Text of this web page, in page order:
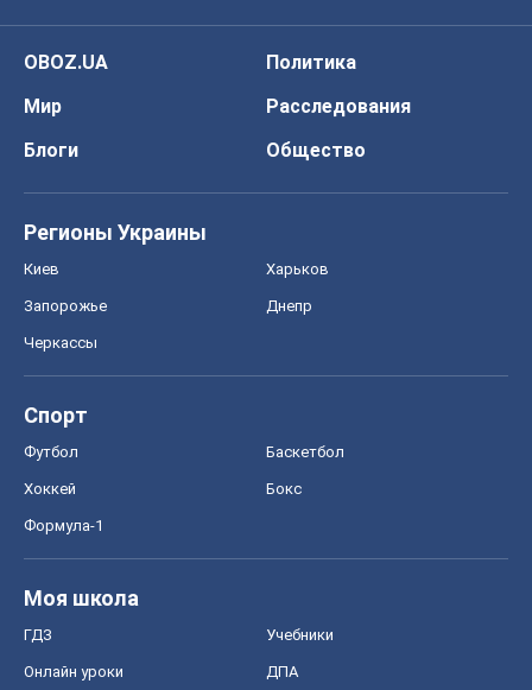
OBOZ.UA
Политика
Мир
Расследования
Блоги
Общество
Регионы Украины
Киев Харьков
Запорожье Днепр
Черкассы
Спорт
Футбол Баскетбол
Хоккей Бокс
Формула-1
Моя школа
ГДЗ Учебники
Онлайн уроки ДПА